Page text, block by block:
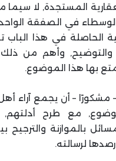
المستجدة, لا سيما
في الصفقة
الحاصلة في هذا الباب
والتوضيح, وأهم من
بها هذا الموضوع.
مشكورًا – أن يجمع آراء أهل
مع طرح أدلتهم,
بالموازنة والترجيح
لرسالته.